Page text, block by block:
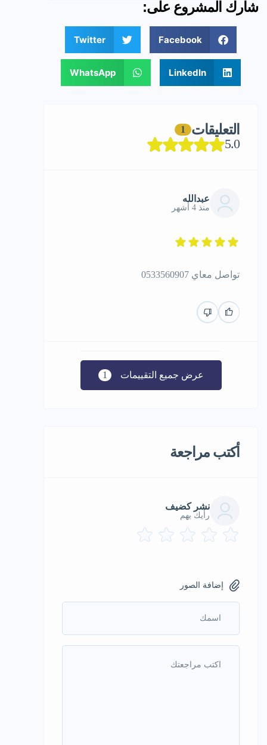
شارك المشروع على:
Facebook
Twitter
LinkedIn
WhatsApp
التعليقات 1
5.0
عبدالله
منذ 4 أشهر
تواصل معاي 0533560907
عرض جميع التقييمات 1
أكتب مراجعة
نشر كضيف
رأيك يهم
إضافة الصور